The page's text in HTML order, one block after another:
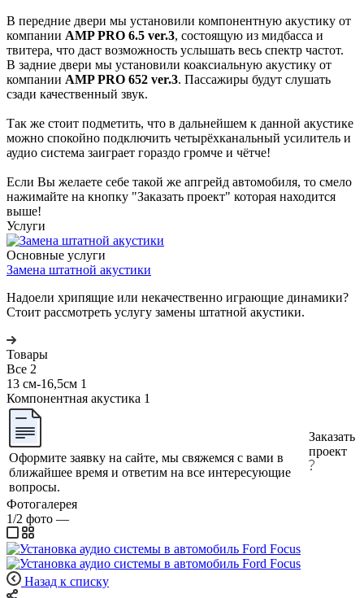
В передние двери мы установили компонентную акустику от
компании AMP PRO 6.5 ver.3, состоящую из мидбасса и
твитера, что даст возможность услышать весь спектр частот.
В задние двери мы установили коаксиальную акустику от
компании AMP PRO 652 ver.3. Пассажиры будут слушать
сзади качественный звук.
Так же стоит подметить, что в дальнейшем к данной акустике
можно спокойно подключить четырёхканальный усилитель и
аудио система заиграет гораздо громче и чётче!
Если Вы желаете себе такой же апгрейд автомобиля, то смело
нажимайте на кнопку "Заказать проект" которая находится
выше!
Услуги
Основные услуги
Замена штатной акустики
Надоели хрипящие или некачественно играющие динамики?
Стоит рассмотреть услугу замены штатной акустики.
Товары
Все 2
13 см-16,5см 1
Компонентная акустика 1
Оформите заявку на сайте, мы свяжемся с вами в
ближайшее время и ответим на все интересующие
вопросы.
Заказать
проект
Фотогалерея
1/2 фото —
Назад к списку